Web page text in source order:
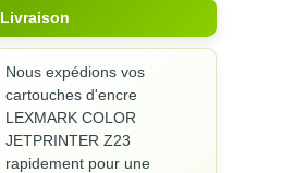
Livraison
Nous expédions vos
cartouches d'encre
LEXMARK COLOR
JETPRINTER Z23
rapidement pour une